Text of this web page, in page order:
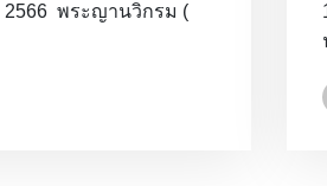
พระญานวิกรม (